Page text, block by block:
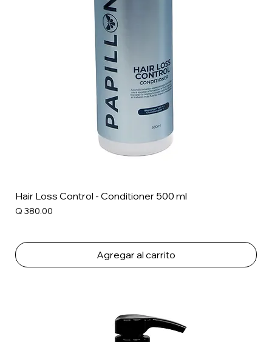
Hair Loss Control - Conditioner 500 ml
Precio
Q 380.00
Agregar al carrito